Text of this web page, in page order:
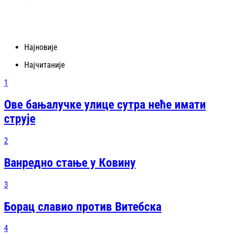
Најновије
Најчитаније
1
Ове бањалучке улице сутра неће имати
струје
2
Ванредно стање у Ковину
3
Борац славио против Витебска
4